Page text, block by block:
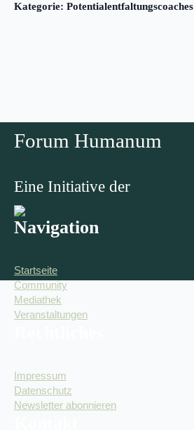
Kategorie: Potentialentfaltungscoaches
Forum Humanum
Eine Initiative der
Navigation
Startseite
Community
Mediathek
Veranstaltungen
Impressum
Datenschutz
Newsletter abonnieren